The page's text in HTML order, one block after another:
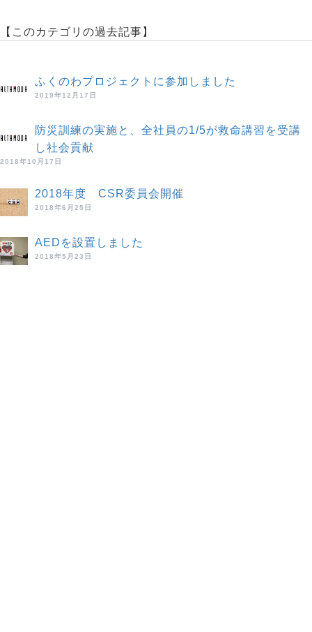
【このカテゴリの過去記事】
ふくのわプロジェクトに参加しました
2019年12月17日
防災訓練の実施と、全社員の1/5が救命講習を受講
し社会貢献
2018年10月17日
2018年度 CSR委員会開催
2018年6月25日
AEDを設置しました
2018年5月23日